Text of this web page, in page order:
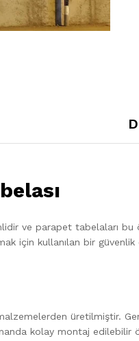
ve parapet tabelaları bu
için kullanılan bir güvenlik
üretilmiştir.
kolay montaj edilebilir